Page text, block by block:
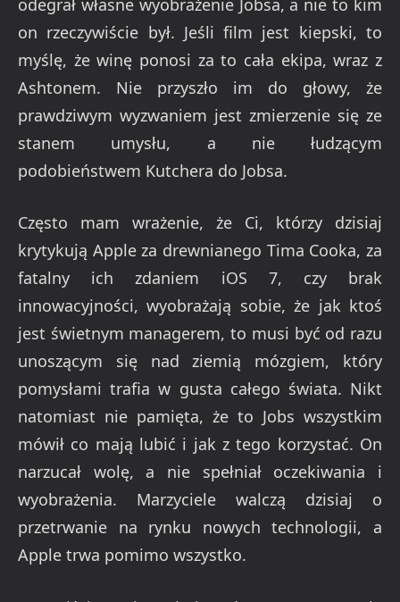
on rzeczywiście był. Jeśli film jest kiepski, to
myślę, że winę ponosi za to cała ekipa, wraz z
Ashtonem. Nie przyszło im do głowy, że
prawdziwym wyzwaniem jest zmierzenie się ze
stanem umysłu, a nie łudzącym
podobieństwem Kutchera do Jobsa.
Często mam wrażenie, że Ci, którzy dzisiaj
krytykują Apple za drewnianego Tima Cooka, za
fatalny ich zdaniem iOS 7, czy brak
innowacyjności, wyobrażają sobie, że jak ktoś
jest świetnym managerem, to musi być od razu
unoszącym się nad ziemią mózgiem, który
pomysłami trafia w gusta całego świata. Nikt
natomiast nie pamięta, że to Jobs wszystkim
mówił co mają lubić i jak z tego korzystać. On
narzucał wolę, a nie spełniał oczekiwania i
wyobrażenia. Marzyciele walczą dzisiaj o
przetrwanie na rynku nowych technologii, a
Apple trwa pomimo wszystko.